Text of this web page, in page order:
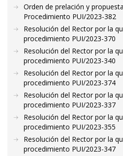
Orden de prelación y
Procedimiento PUI/2023-382
Resolución del Rector por la
procedimiento PUI/2023-370
Resolución del Rector por la
procedimiento PUI/2023-340
Resolución del Rector por la
procedimiento PUI/2023-374
Resolución del Rector por la
procedimiento PUI/2023-337
Resolución del Rector por la
procedimiento PUI/2023-355
Resolución del Rector por la
procedimiento PUI/2023-347